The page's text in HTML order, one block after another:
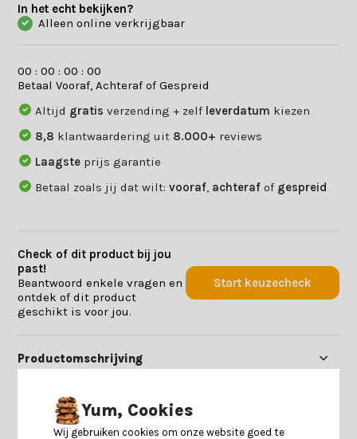
In het echt bekijken?
Alleen online verkrijgbaar
00 :00 :00 :00
Betaal Vooraf, Achteraf of Gespreid
Altijd gratisverzending + zelf leverdatum kiezen
8,8 klantwaardering uit 8.000+ reviews
Laagste prijs garantie
Betaal zoals jij dat wilt:vooraf achteraf of gespreid
Check of dit product bij jou
past!
Beantwoord enkele vragen en
ontdek of dit product
geschikt is voor jou.
Start keuzecheck
Productomschrijving
SpecificatiesYum, Cookies
Wij gebruiken cookies om onze website goed te